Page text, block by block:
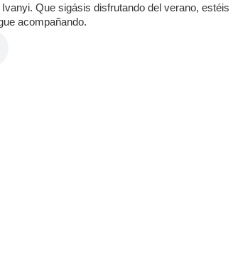
Que sigásis disfrutando del verano, estéis
acompañando.